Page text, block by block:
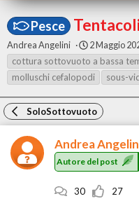
Pesce
A
u
t
e
e
p
Andrea Angelini
D
a
t
a
i
i
n
z
i
o
2 Maggio
cottura sottovuoto a bassa
molluschi cefalopodi
sous-
SoloSottovuoto
Andrea
Autore del post
30 27